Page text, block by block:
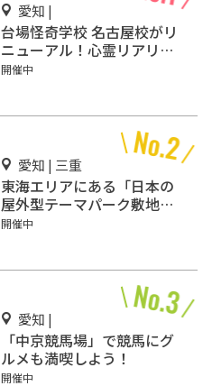
愛知 |
台場怪奇学校 名古屋校がリ
ニューアル！心霊リアリテ
ィー型恐怖体験
開催中
愛知 | 三重
東海エリアにある「日本の
屋外型テーマパーク敷地面
積ランキング」入りしてい
開催中
愛知 |
「中京競馬場」で競馬にグ
ルメも満喫しよう！
開催中